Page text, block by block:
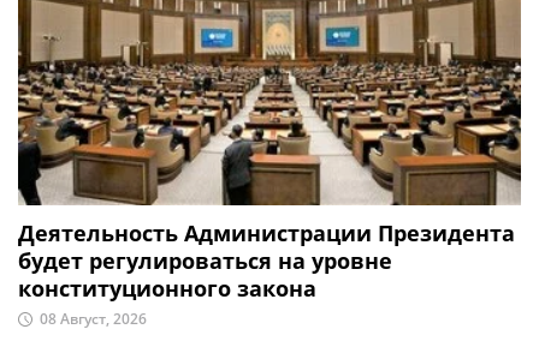
Деятельность Администрации Президента
будет регулироваться на уровне
конституционного закона
08 Август, 2026